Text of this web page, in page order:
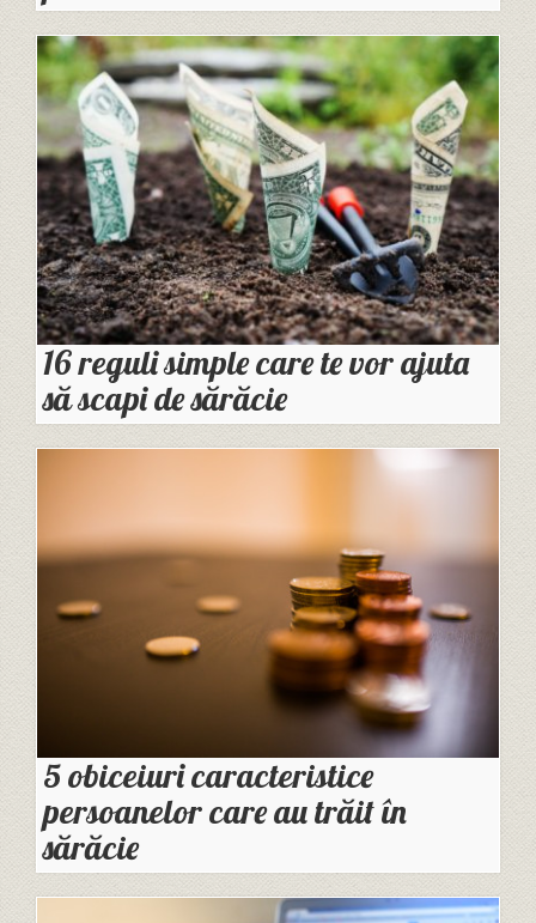
16 reguli simple care te vor ajuta
să scapi de sărăcie
5 obiceiuri caracteristice
persoanelor care au trăit în
sărăcie